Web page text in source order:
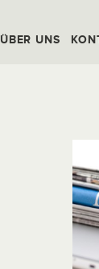
ÜBER UNS